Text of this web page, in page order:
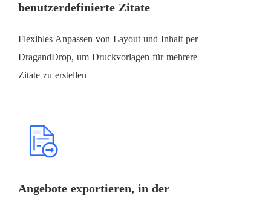
benutzerdefinierte Zitate
Flexibles Anpassen von Layout und Inhalt per
DragandDrop, um Druckvorlagen für mehrere
Zitate zu erstellen
Angebote exportieren, in der